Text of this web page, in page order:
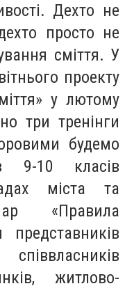
Дехто не
просто не
сміття. У
проекту
у лютому
три тренінги
будемо
10 класів
міста та
«Правила
представників
житлово-